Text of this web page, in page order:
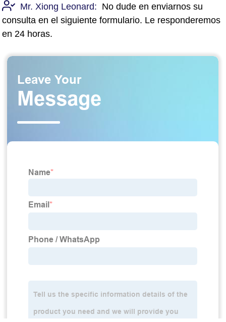
Mr. Xiong Leonard: No dude en enviarnos su
consulta en el siguiente formulario. Le responderemos
en 24 horas.